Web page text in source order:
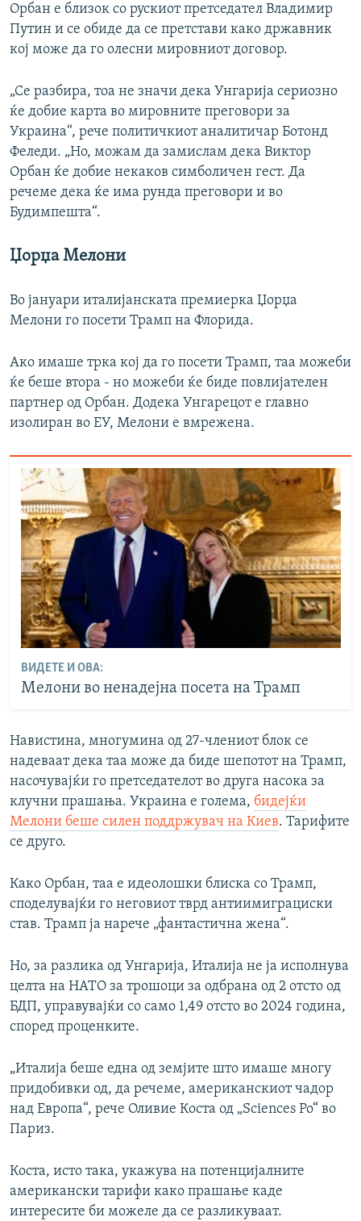
Орбан е близок со рускиот претседател Владимир
Путин и се обиде да се претстави како државник
кој може да го олесни мировниот договор.
„Се разбира, тоа не значи дека Унгарија сериозно
ќе добие карта во мировните преговори за
Украина“, рече политичкиот аналитичар Ботонд
Феледи. „Но, можам да замислам дека Виктор
Орбан ќе добие некаков симболичен гест. Да
речеме дека ќе има рунда преговори и во
Будимпешта“.
Џорџа Мелони
Во јануари италијанската премиерка Џорџа
Мелони го посети Трамп на Флорида.
Ако имаше трка кој да го посети Трамп, таа можеби
ќе беше втора - но можеби ќе биде повлијателен
партнер од Орбан. Додека Унгарецот е главно
изолиран во ЕУ, Мелони е вмрежена.
ВИДЕТЕ И ОВА:
Мелони во ненадејна посета на Трамп
Навистина, многумина од 27-члениот блок се
надеваат дека таа може да биде шепотот на Трамп,
насочувајќи го претседателот во друга насока за
клучни прашања. Украина е голема, бидејќи
Мелони беше силен поддржувач на Киев. Тарифите
се друго.
Како Орбан, таа е идеолошки блиска со Трамп,
споделувајќи го неговиот тврд антиимиграциски
став. Трамп ја нарече „фантастична жена“.
Но, за разлика од Унгарија, Италија не ја исполнува
целта на НАТО за трошоци за одбрана од 2 отсто од
БДП, управувајќи со само 1,49 отсто во 2024 година,
според проценките.
„Италија беше една од земјите што имаше многу
придобивки од, да речеме, американскиот чадор
над Европа“, рече Оливие Коста од „Sciences Po“ во
Париз.
Коста, исто така, укажува на потенцијалните
американски тарифи како прашање каде
интересите би можеле да се разликуваат.